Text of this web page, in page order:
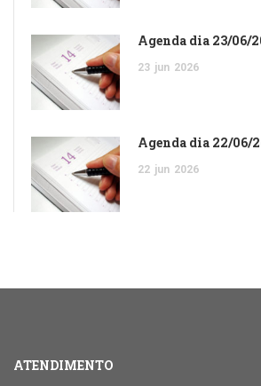
Agenda dia 23/06/
23 jun 2026
Agenda dia 22/06/
22 jun 2026
ATENDIMENTO